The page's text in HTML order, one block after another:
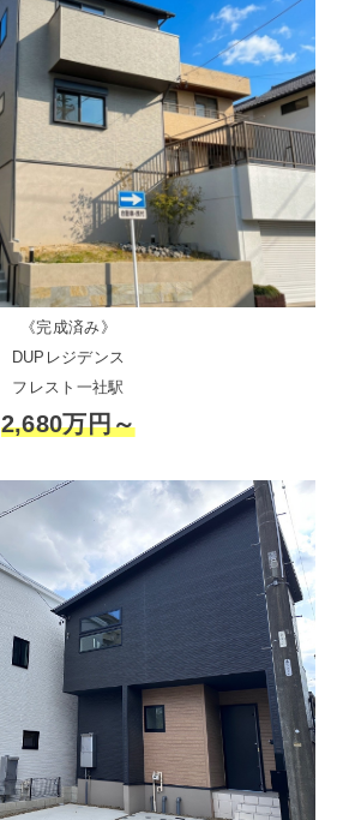
《完成済み》
DUPレジデンス
フレスト一社駅
2,680万円～